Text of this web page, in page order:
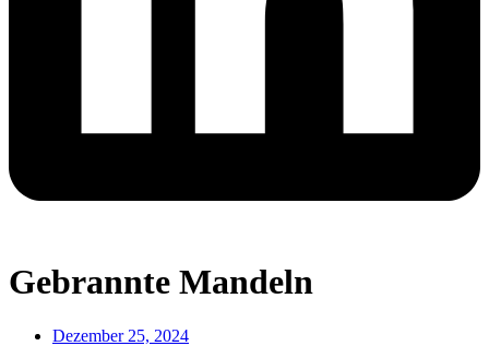
Gebrannte Mandeln
Dezember 25, 2024